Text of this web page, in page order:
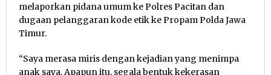
melaporkan pidana umum ke Polres Pacitan dan
dugaan pelanggaran kode etik ke Propam Polda Jawa
Timur.
“Saya merasa miris dengan kejadian yang menimpa
anak saya. Apapun itu, segala bentuk kekerasan